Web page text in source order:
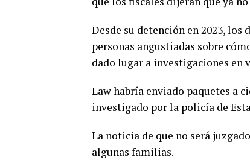
Desde su detención en 2023, los
personas angustiadas sobre
dado lugar a investigaciones en
Law habría enviado paquetes a
investigado por la policía de
La noticia de que no será
algunas familias.